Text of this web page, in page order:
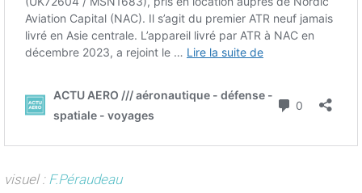
visuel : F.Péraudeau